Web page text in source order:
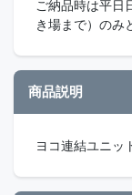
ご納品時は平日
き場まで）のみ
商品説明
ヨコ連結ユニッ